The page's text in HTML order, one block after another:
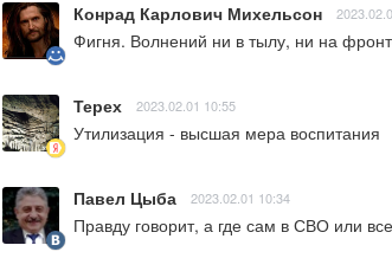
Конрад Карлович Михельсон
Фигня. Волнений ни в тылу, ни на
Терех 2023.02.01 10:55
Утилизация - высшая мера воспитания
Павел Цыба 2023.02.01 10:34
Правду говорит, а где сам в СВО или